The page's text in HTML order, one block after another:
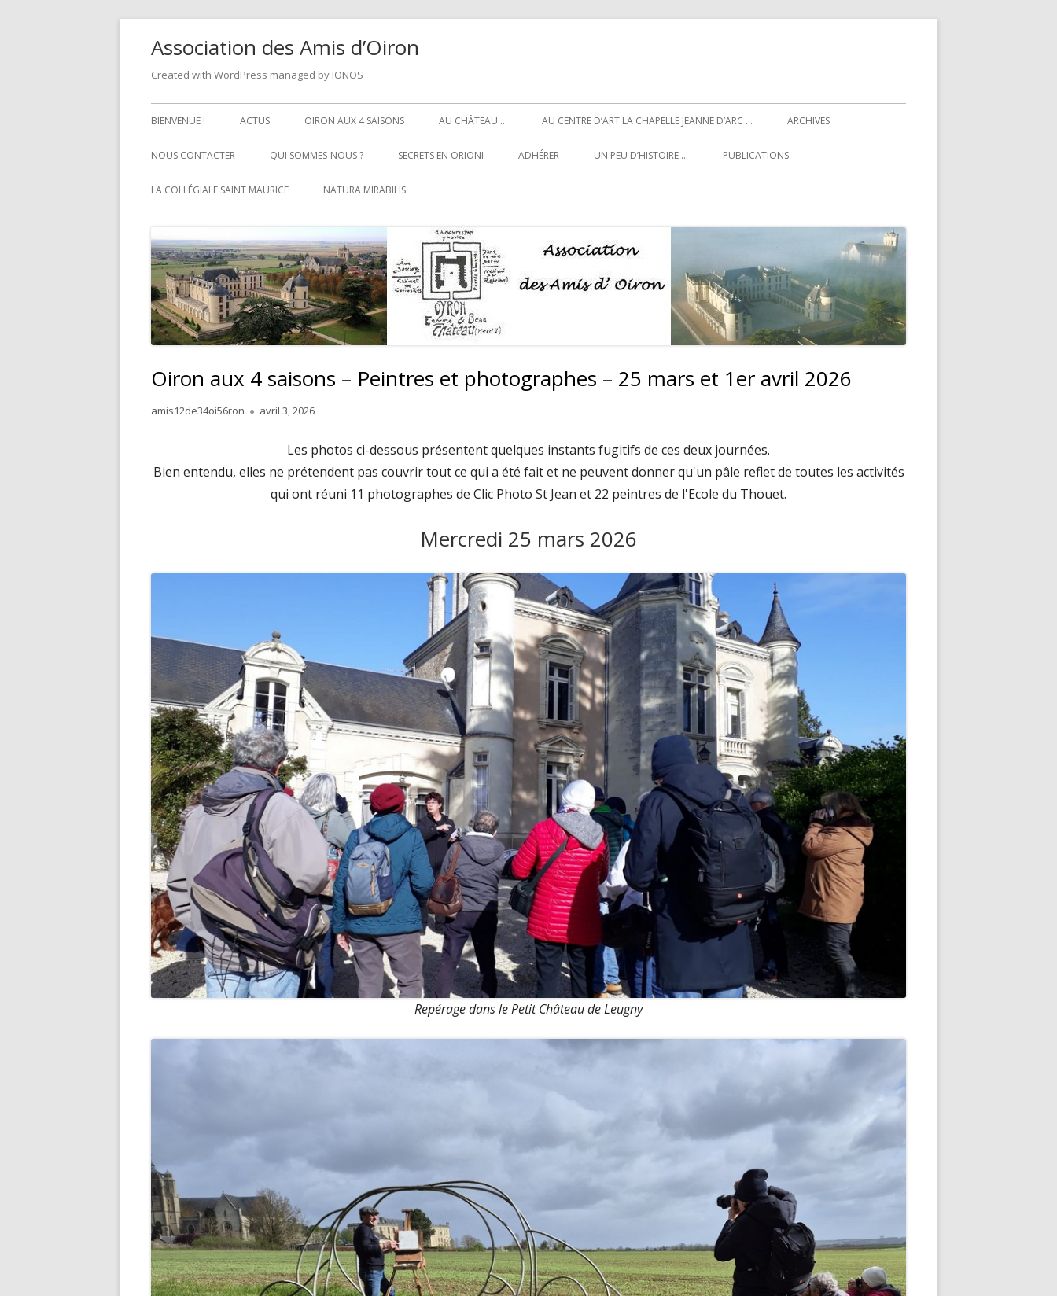
Association des Amis d’Oiron
Created with WordPress managed by IONOS
Primary
Menu
BIENVENUE ! ACTUS OIRON AUX 4 SAISONS AU CHÂTEAU … AU CENTRE D’ART LA CHAPELLE JEANNE D’ARC … ARCHIVES
NOUS CONTACTER QUI SOMMES-NOUS ? SECRETS EN ORIONI ADHÉRER UN PEU D’HISTOIRE … PUBLICATIONS
LA COLLÉGIALE SAINT MAURICE NATURA MIRABILIS
Oiron aux 4 saisons – Peintres et photographes – 25 mars et 1er avril 2026
Author
amis12de34oi56ron
Published
avril 3, 2026
Les photos ci-dessous présentent quelques instants fugitifs de ces deux journées.
Bien entendu, elles ne prétendent pas couvrir tout ce qui a été fait et ne peuvent donner qu'un pâle reflet de toutes les activités
qui ont réuni 11 photographes de Clic Photo St Jean et 22 peintres de l'Ecole du Thouet.
Mercredi 25 mars 2026
Repérage dans le Petit Château de Leugny